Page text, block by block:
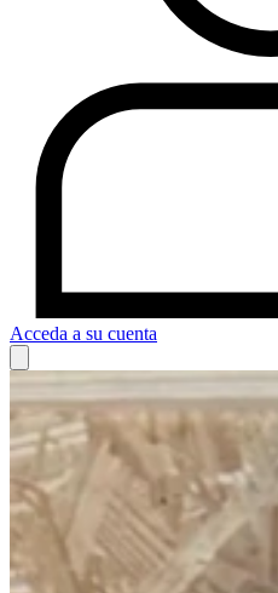
Acceda a su cuenta